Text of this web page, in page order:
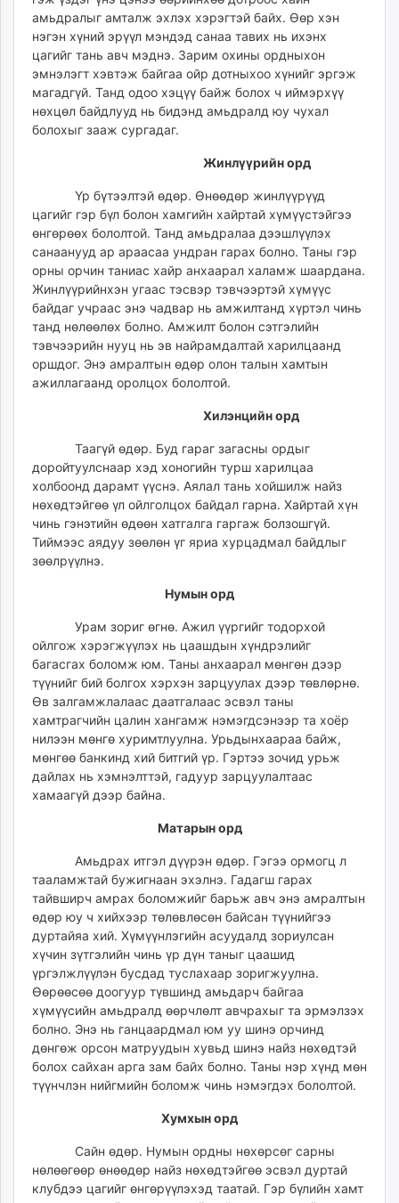
амьдралыг амталж эхлэх хэрэгтэй байх. Өөр хэн
нэгэн хүний эрүүл мэндэд санаа тавих нь ихэнх
цагийг тань авч мэднэ. Зарим охины ордныхон
эмнэлэгт хэвтэж байгаа ойр дотныхоо хүнийг эргэж
магадгүй. Танд одоо хэцүү байж болох ч иймэрхүү
нөхцөл байдлууд нь бидэнд амьдралд юу чухал
болохыг зааж сургадаг.
Жинлүүрийн орд
Үр бүтээлтэй өдөр. Өнөөдөр жинлүүрүүд
цагийг гэр бүл болон хамгийн хайртай хүмүүстэйгээ
өнгөрөөх бололтой. Танд амьдралаа дээшлүүлэх
санаанууд ар араасаа ундран гарах болно. Таны гэр
орны орчин таниас хайр анхаарал халамж шаардана.
Жинлүүрийнхэн угаас тэсвэр тэвчээртэй хүмүүс
байдаг учраас энэ чадвар нь амжилтанд хүртэл чинь
танд нөлөөлөх болно. Амжилт болон сэтгэлийн
тэвчээрийн нууц нь эв найрамдалтай харилцаанд
оршдог. Энэ амралтын өдөр олон талын хамтын
ажиллагаанд оролцох бололтой.
Хилэнцийн орд
Таагүй өдөр. Буд гараг загасны ордыг
доройтуулснаар хэд хоногийн турш харилцаа
холбоонд дарамт үүснэ. Аялал тань хойшилж найз
нөхөдтэйгөө үл ойлголцох байдал гарна. Хайртай хүн
чинь гэнэтийн өдөөн хатгалга гаргаж болзошгүй.
Тиймээс аядуу зөөлөн үг яриа хурцадмал байдлыг
зөөлрүүлнэ.
Нумын орд
Урам зориг өгнө. Ажил үүргийг тодорхой
ойлгож хэрэгжүүлэх нь цаашдын хүндрэлийг
багасгах боломж юм. Таны анхаарал мөнгөн дээр
түүнийг бий болгох хэрхэн зарцуулах дээр төвлөрнө.
Өв залгамжлалаас даатгалаас эсвэл таны
хамтрагчийн цалин хангамж нэмэгдсэнээр та хоёр
нилээн мөнгө хуримтлуулна. Урьдынхаараа байж,
мөнгөө банкинд хий битгий үр. Гэртээ зочид урьж
дайлах нь хэмнэлттэй, гадуур зарцуулалтаас
хамаагүй дээр байна.
Матарын орд
Амьдрах итгэл дүүрэн өдөр. Гэгээ ормогц л
тааламжтай бужигнаан эхэлнэ. Гадагш гарах
тайвширч амрах боломжийг барьж авч энэ амралтын
өдөр юу ч хийхээр төлөвлөсөн байсан түүнийгээ
дуртайяа хий. Хүмүүнлэгийн асуудалд зориулсан
хүчин зүтгэлийн чинь үр дүн таныг цаашид
үргэлжлүүлэн бусдад туслахаар зоригжуулна.
Өөрөөсөө доогуур түвшинд амьдарч байгаа
хүмүүсийн амьдралд өөрчлөлт авчрахыг та эрмэлзэх
болно. Энэ нь ганцаардмал юм уу шинэ орчинд
дөнгөж орсон матруудын хувьд шинэ найз нөхөдтэй
болох сайхан арга зам байх болно. Таны нэр хүнд мөн
түүнчлэн нийгмийн боломж чинь нэмэгдэх бололтой.
Хумхын орд
Сайн өдөр. Нумын ордны нөхөрсөг сарны
нөлөөгөөр өнөөдөр найз нөхөдтэйгөө эсвэл дуртай
клубдээ цагийг өнгөрүүлэхэд таатай. Гэр бүлийн хамт